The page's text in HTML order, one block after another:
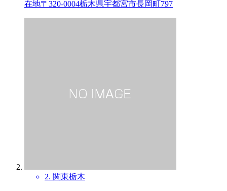
在地〒320-0004栃木県宇都宮市長岡町797
2. 関東栃木